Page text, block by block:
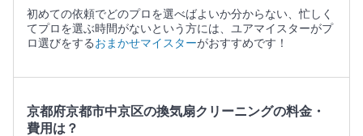
初めての依頼でどのプロを選べばよいか分からない、忙しく
てプロを選ぶ時間がないという方には、ユアマイスターがプ
ロ選びをする おまかせマイスターがおすすめです！
京都府京都市中京区の換気扇クリーニングの料金・
費用は？